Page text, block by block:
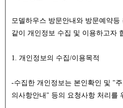
모델하우스 방문안내와 방문예약
같이 개인정보 수집 및 이용하고자
1. 개인정보의 수집/이용목적
-수집한 개인정보는 본인확인 및 "
의사항안내" 등의 요청사항 처리를